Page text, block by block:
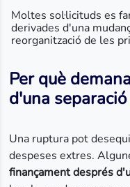
Moltes sol·licituds es
derivades d'una
reorganització de les
Per què
d'una
Una ruptura pot
despeses extres.
finançament després